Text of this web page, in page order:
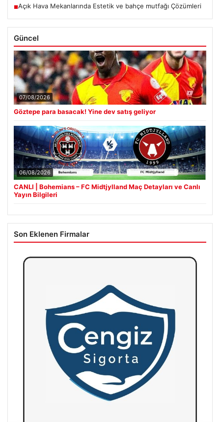
■Açık Hava Mekanlarında Estetik ve bahçe mutfağı Çözümleri
Güncel
07/08/2026
Göztepe para basacak! Yine dev satış geliyor
06/08/2026
CANLI | Bohemians – FC Midtjylland Maç Detayları ve Canlı
Yayın Bilgileri
Son Eklenen Firmalar